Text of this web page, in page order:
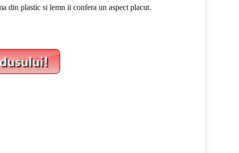
din plastic si lemn ii confera un aspect placut.